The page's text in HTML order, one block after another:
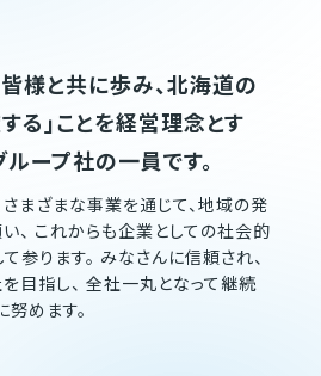
様と共に歩み、北海道の
る」ことを経営理念とす
ープ社の一員です。
さまざまな事業を通じて、地域の発
、 これからも企業としての社会的
参ります。 みなさんに信頼され、
目指し、 全社一丸となって継続
めます。